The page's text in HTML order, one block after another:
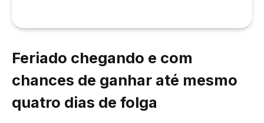
Feriado chegando e com
chances de ganhar até mesmo
quatro dias de folga